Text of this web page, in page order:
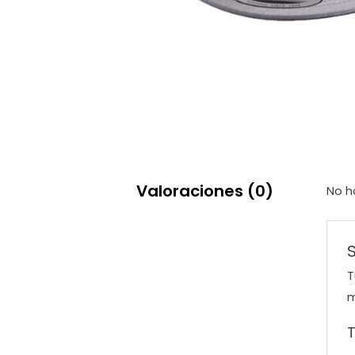
Valoraciones (0) No